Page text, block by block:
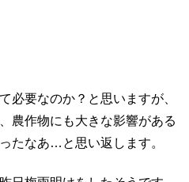
必要なのか？と思いますが、
農作物にも大きな影響がある
たなあ…と思い返します。